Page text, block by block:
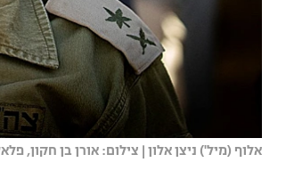
אלוף (מיל') ניצן אלון | צילום: אורן בן חקון, פלאש